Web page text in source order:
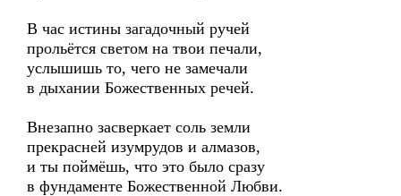
В час истины загадочный ручей
прольётся светом на твои печали,
услышишь то, чего не замечали
в дыхании Божественных речей.
Внезапно засверкает соль земли
прекрасней изумрудов и алмазов,
и ты поймёшь, что это было сразу
в фундаменте Божественной Любви.